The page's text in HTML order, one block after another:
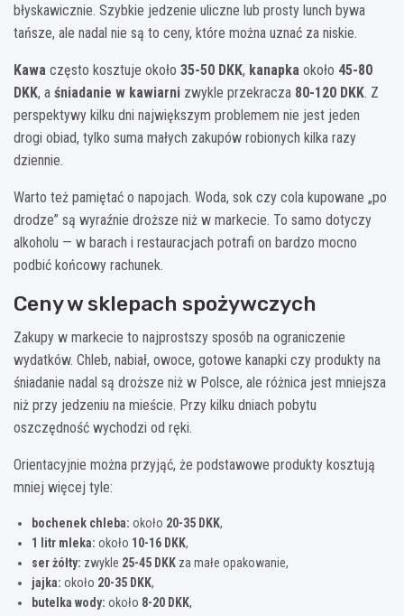
błyskawicznie. Szybkie jedzenie uliczne lub prosty lunch bywa
tańsze, ale nadal nie są to ceny, które można uznać za niskie.
Kawa często kosztuje około 35-50 DKK, kanapka około 45-80
DKK, a śniadanie w kawiarni zwykle przekracza 80-120 DKK. Z
perspektywy kilku dni największym problemem nie jest jeden
drogi obiad, tylko suma małych zakupów robionych kilka razy
dziennie.
Warto też pamiętać o napojach. Woda, sok czy cola kupowane „po
drodze” są wyraźnie droższe niż w markecie. To samo dotyczy
alkoholu — w barach i restauracjach potrafi on bardzo mocno
podbić końcowy rachunek.
Ceny w sklepach spożywczych
Zakupy w markecie to najprostszy sposób na ograniczenie
wydatków. Chleb, nabiał, owoce, gotowe kanapki czy produkty na
śniadanie nadal są droższe niż w Polsce, ale różnica jest mniejsza
niż przy jedzeniu na mieście. Przy kilku dniach pobytu
oszczędność wychodzi od ręki.
Orientacyjnie można przyjąć, że podstawowe produkty kosztują
mniej więcej tyle:
bochenek chleba: około 20-35 DKK,
1 litr mleka: około 10-16 DKK,
ser żółty: zwykle 25-45 DKK za małe opakowanie,
jajka: około 20-35 DKK,
butelka wody: około 8-20 DKK,